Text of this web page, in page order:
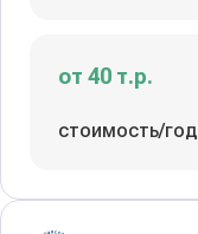
от 40 т.р.
стоимость/год